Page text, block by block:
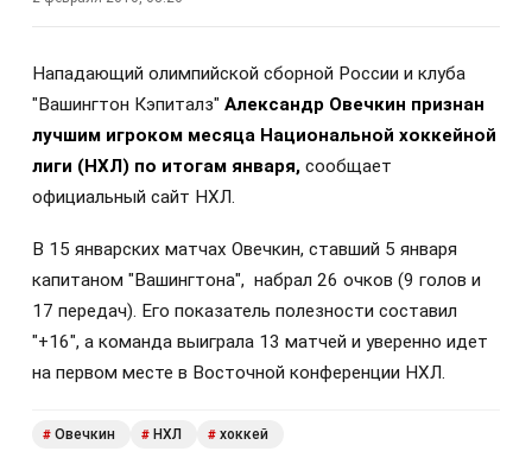
Нападающий олимпийской сборной России и клуба
"Вашингтон Кэпиталз" Александр Овечкин признан
лучшим игроком месяца Национальной хоккейной
лиги (НХЛ) по итогам января, сообщает
официальный сайт НХЛ.
В 15 январских матчах Овечкин, ставший 5 января
капитаном "Вашингтона", набрал 26 очков (9 голов и
17 передач). Его показатель полезности составил
"+16", а команда выиграла 13 матчей и уверенно идет
на первом месте в Восточной конференции НХЛ.
# Овечкин # НХЛ # хоккей